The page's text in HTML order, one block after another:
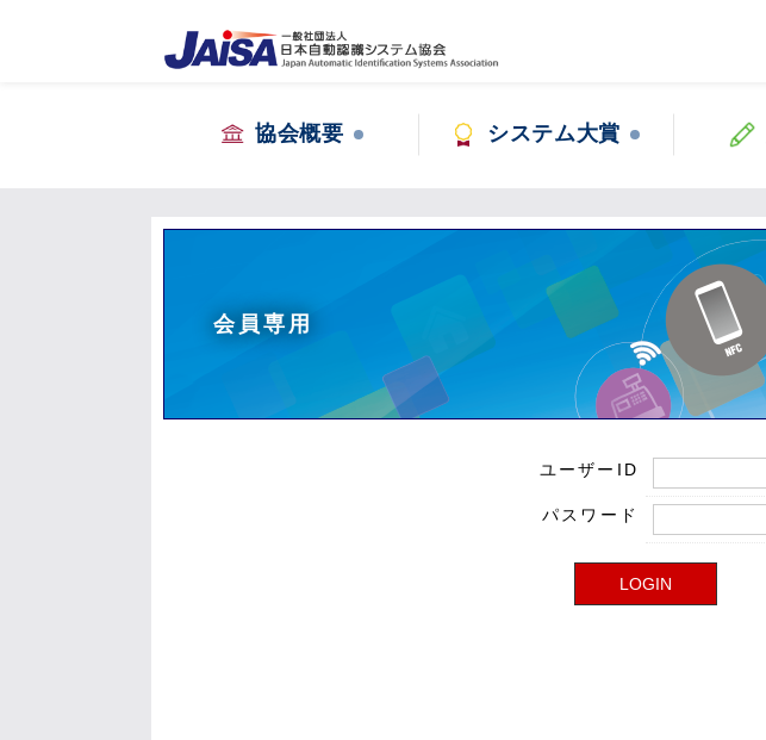
協会概要 システム大賞
会員専用
ユーザーID
パスワード